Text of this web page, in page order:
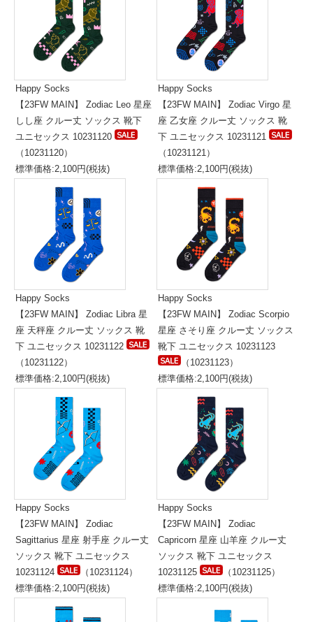
Happy Socks
【23FW MAIN】 Zodiac Leo 星座
しし座 クルー丈 ソックス 靴下
ユニセックス 10231120
（10231120）
標準価格:2,100円(税抜)
Happy Socks
【23FW MAIN】 Zodiac Virgo 星
座 乙女座 クルー丈 ソックス 靴
下 ユニセックス 10231121
（10231121）
標準価格:2,100円(税抜)
Happy Socks
【23FW MAIN】 Zodiac Libra 星
座 天秤座 クルー丈 ソックス 靴
下 ユニセックス 10231122
（10231122）
標準価格:2,100円(税抜)
Happy Socks
【23FW MAIN】 Zodiac Scorpio
星座 さそり座 クルー丈 ソックス
靴下 ユニセックス 10231123
（10231123）
標準価格:2,100円(税抜)
Happy Socks
【23FW MAIN】 Zodiac
Sagittarius 星座 射手座 クルー丈
ソックス 靴下 ユニセックス
10231124
（10231124）
標準価格:2,100円(税抜)
Happy Socks
【23FW MAIN】 Zodiac
Capricorn 星座 山羊座 クルー丈
ソックス 靴下 ユニセックス
10231125
（10231125）
標準価格:2,100円(税抜)